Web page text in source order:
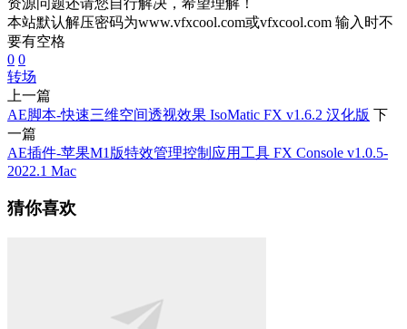
资源问题还请您自行解决，希望理解！
本站默认解压密码为www.vfxcool.com或vfxcool.com 输入时不
要有空格
0 0
转场
上一篇
AE脚本-快速三维空间透视效果 IsoMatic FX v1.6.2 汉化版 下
一篇
AE插件-苹果M1版特效管理控制应用工具 FX Console v1.0.5-
2022.1 Mac
猜你喜欢